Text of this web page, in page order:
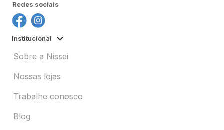
Redes sociais
Institucional
Sobre a Nissei
Nossas lojas
Trabalhe conosco
Blog